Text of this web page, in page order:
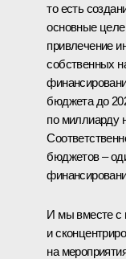
то есть
основные
привлечение
собственных
бюджета до
по миллиарду
бюджетов –
И мы вместе с
и
на